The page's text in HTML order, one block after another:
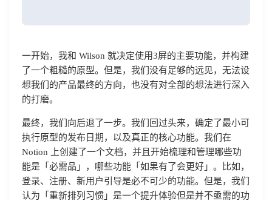
一开始，我和 Wilson 就决定使用3屏的主要功能，并构建
了一个粗糙的原型。但是，我们没有足够的远见，无法设
想我们的产品最终的方向，也没有对全部的想法进行深入
的打磨。
最终，我们向后退了一步。我们回过头来，确定了最小可
执行原型的发布日期，以及真正的核心功能。我们在
Notion 上创建了一个文档，并且开始梳理和管理哪些功
能是「必需品」，哪些功能「如果有了会更好」。比如，
登录、注册、新用户引导是必不可少的功能。但是，我们
认为「重新排列习惯」是一个提升体验但是并不亟需的功